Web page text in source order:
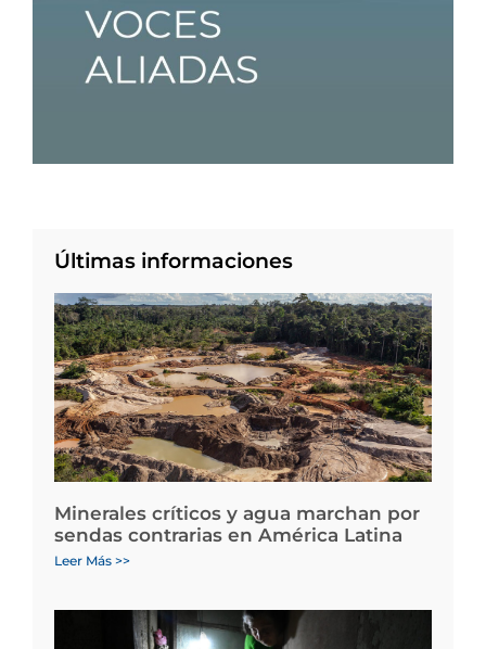
Últimas informaciones
Minerales críticos y agua marchan por
sendas contrarias en América Latina
Leer Más >>